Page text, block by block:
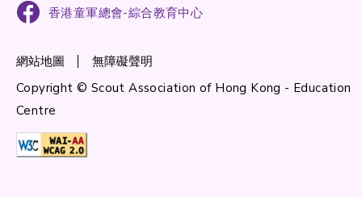
香港童軍總會-綜合教育中心
網站地圖
無障礙聲明
Copyright © Scout Association of Hong Kong - Education
Centre